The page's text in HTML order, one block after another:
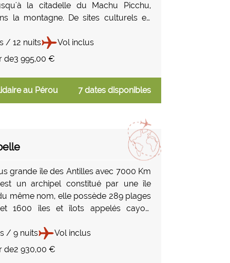
la citadelle du Machu Picchu,
la montagne. De sites culturels en
chaleureux et riche vous offrira un
du temps !
/ 12 nuits
Vol inclus
de3 995,00 €
au Pérou 7 dates disponibles
grande île des Antilles avec 7000 Km
un archipel constitué par une île
même nom, elle possède 289 plages
1600 îles et îlots appelés cayos.
permet de profiter des plages en
La diversité des paysages, l’éclat des
et la variété de ses fruits vous
/ 9 nuits
Vol inclus
de2 930,00 €